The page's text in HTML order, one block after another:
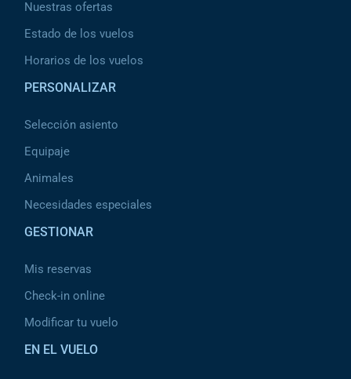
Nuestras ofertas
Estado de los vuelos
Horarios de los vuelos
PERSONALIZAR
Selección asiento
Equipaje
Animales
Necesidades especiales
GESTIONAR
Mis reservas
Check-in online
Modificar tu vuelo
EN EL VUELO